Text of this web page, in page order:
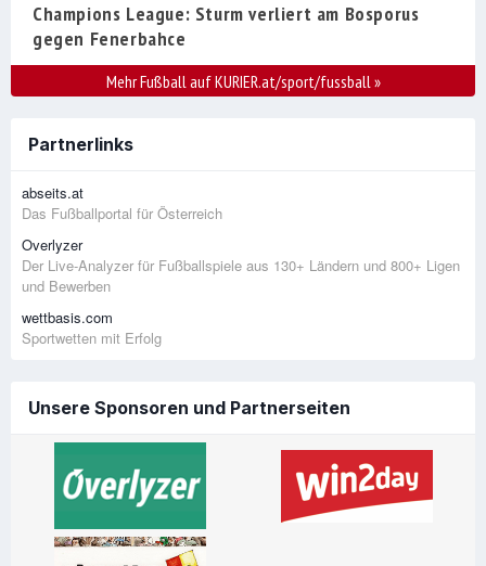
Champions League: Sturm verliert am Bosporus
gegen Fenerbahce
Mehr Fußball auf KURIER.at/sport/fussball»
Partnerlinks
abseits.at
Das Fußballportal für Österreich
Overlyzer
Der Live-Analyzer für Fußballspiele aus 130+ Ländern und 800+ Ligen
und Bewerben
wettbasis.com
Sportwetten mit Erfolg
Unsere Sponsoren und Partnerseiten